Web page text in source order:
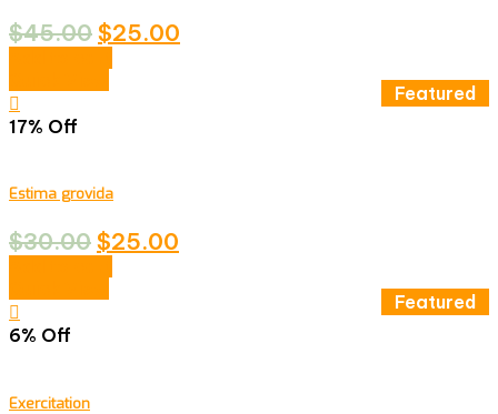
$45.00 $25.00
Featured
17% Off
Estima grovida
$30.00 $25.00
Featured
6% Off
Exercitation